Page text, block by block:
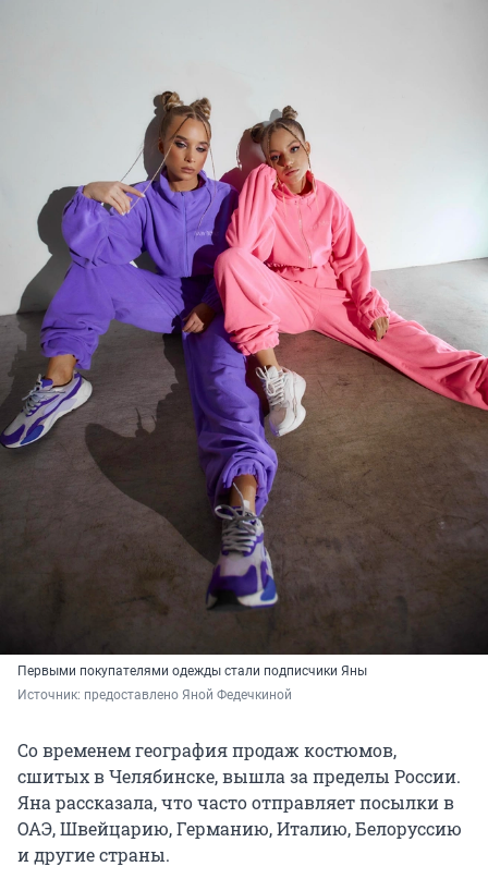
Первыми покупателями одежды стали подписчики Яны
Источник: предоставлено Яной Федечкиной
Со временем география продаж костюмов,
сшитых в Челябинске, вышла за пределы России.
Яна рассказала, что часто отправляет посылки в
ОАЭ, Швейцарию, Германию, Италию, Белоруссию
и другие страны.